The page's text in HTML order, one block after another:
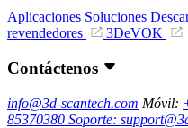
Aplicaciones Soluciones
revendedores
3DeVOK
Contáctenos
info@3d-scantech.com Móvil:
85370380 Soporte: